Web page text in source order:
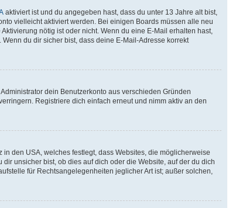
aktiviert ist und du angegeben hast, dass du unter 13 Jahre alt bist,
vielleicht aktiviert werden. Bei einigen Boards müssen alle neu
nötig ist oder nicht. Wenn du eine E-Mail erhalten hast,
du dir sicher bist, dass deine E-Mail-Adresse korrekt
dein Benutzerkonto aus verschieden Gründen
Registriere dich einfach erneut und nimm aktiv an den
den USA, welches festlegt, dass Websites, die möglicherweise
unsicher bist, ob dies auf dich oder die Website, auf der du dich
für Rechtsangelegenheiten jeglicher Art ist; außer solchen,